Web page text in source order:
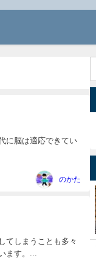
に脳は適応できてい
のかた
てしまうことも多々
ます。...